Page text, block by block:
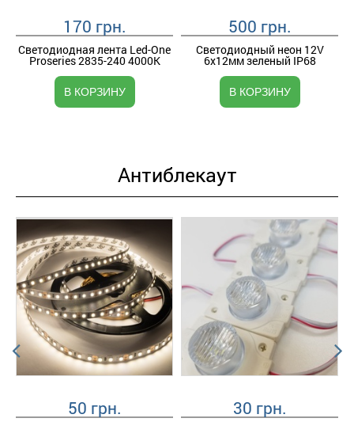
170 грн.
Светодиодная лента Led-One
Proseries 2835-240 4000K
В КОРЗИНУ
500 грн.
Светодиодный неон 12V
6х12мм зеленый IP68
В КОРЗИНУ
Антиблекаут
50 грн. 30 грн.